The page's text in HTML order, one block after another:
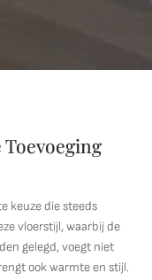
keuze die steeds
vloerstijl, waarbij de
gelegd, voegt niet
ook warmte en stijl.